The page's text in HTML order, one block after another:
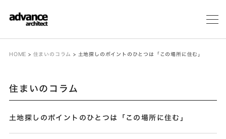
メ
HOME > 住まいのコラム > 土地探しのポイントのひとつは「この場所に住む」
住まいのコラム
土地探しのポイントのひとつは「この場所に住む」